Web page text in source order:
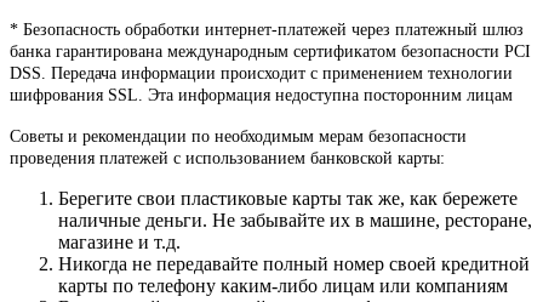
* Безопасность обработки интернет-платежей через платежный шлюз
банка гарантирована международным сертификатом безопасности PCI
DSS. Передача информации происходит с применением технологии
шифрования SSL. Эта информация недоступна посторонним лицам
Советы и рекомендации по необходимым мерам безопасности
проведения платежей с использованием банковской карты:
Берегите свои пластиковые карты так же, как бережете
наличные деньги. Не забывайте их в машине, ресторане,
магазине и т.д.
Никогда не передавайте полный номер своей кредитной
карты по телефону каким-либо лицам или компаниям